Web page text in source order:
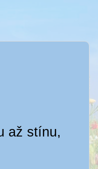
až stínu,